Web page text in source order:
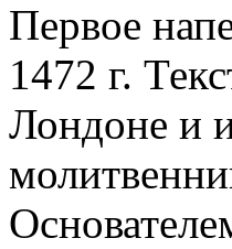
Первое
1472 г.
Лондоне и